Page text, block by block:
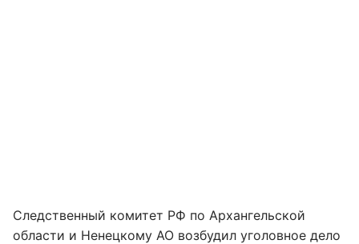
Следственный комитет РФ по Архангельской
области и Ненецкому АО возбудил уголовное дело